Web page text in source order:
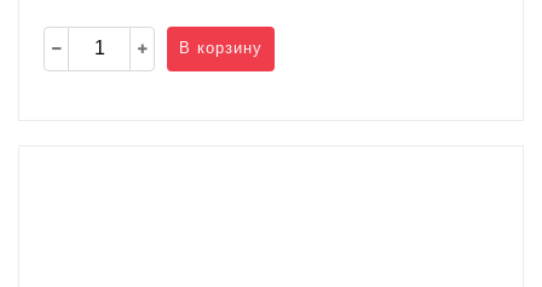
В корзину